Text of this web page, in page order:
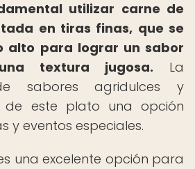
utilizar carne de
en tiras finas, que se
alto para lograr un sabor
textura jugosa. La
sabores agridulces y
de este plato una opción
y eventos especiales.
una excelente opción para